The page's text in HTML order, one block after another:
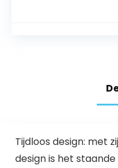
Tijdloos design: met
design is het